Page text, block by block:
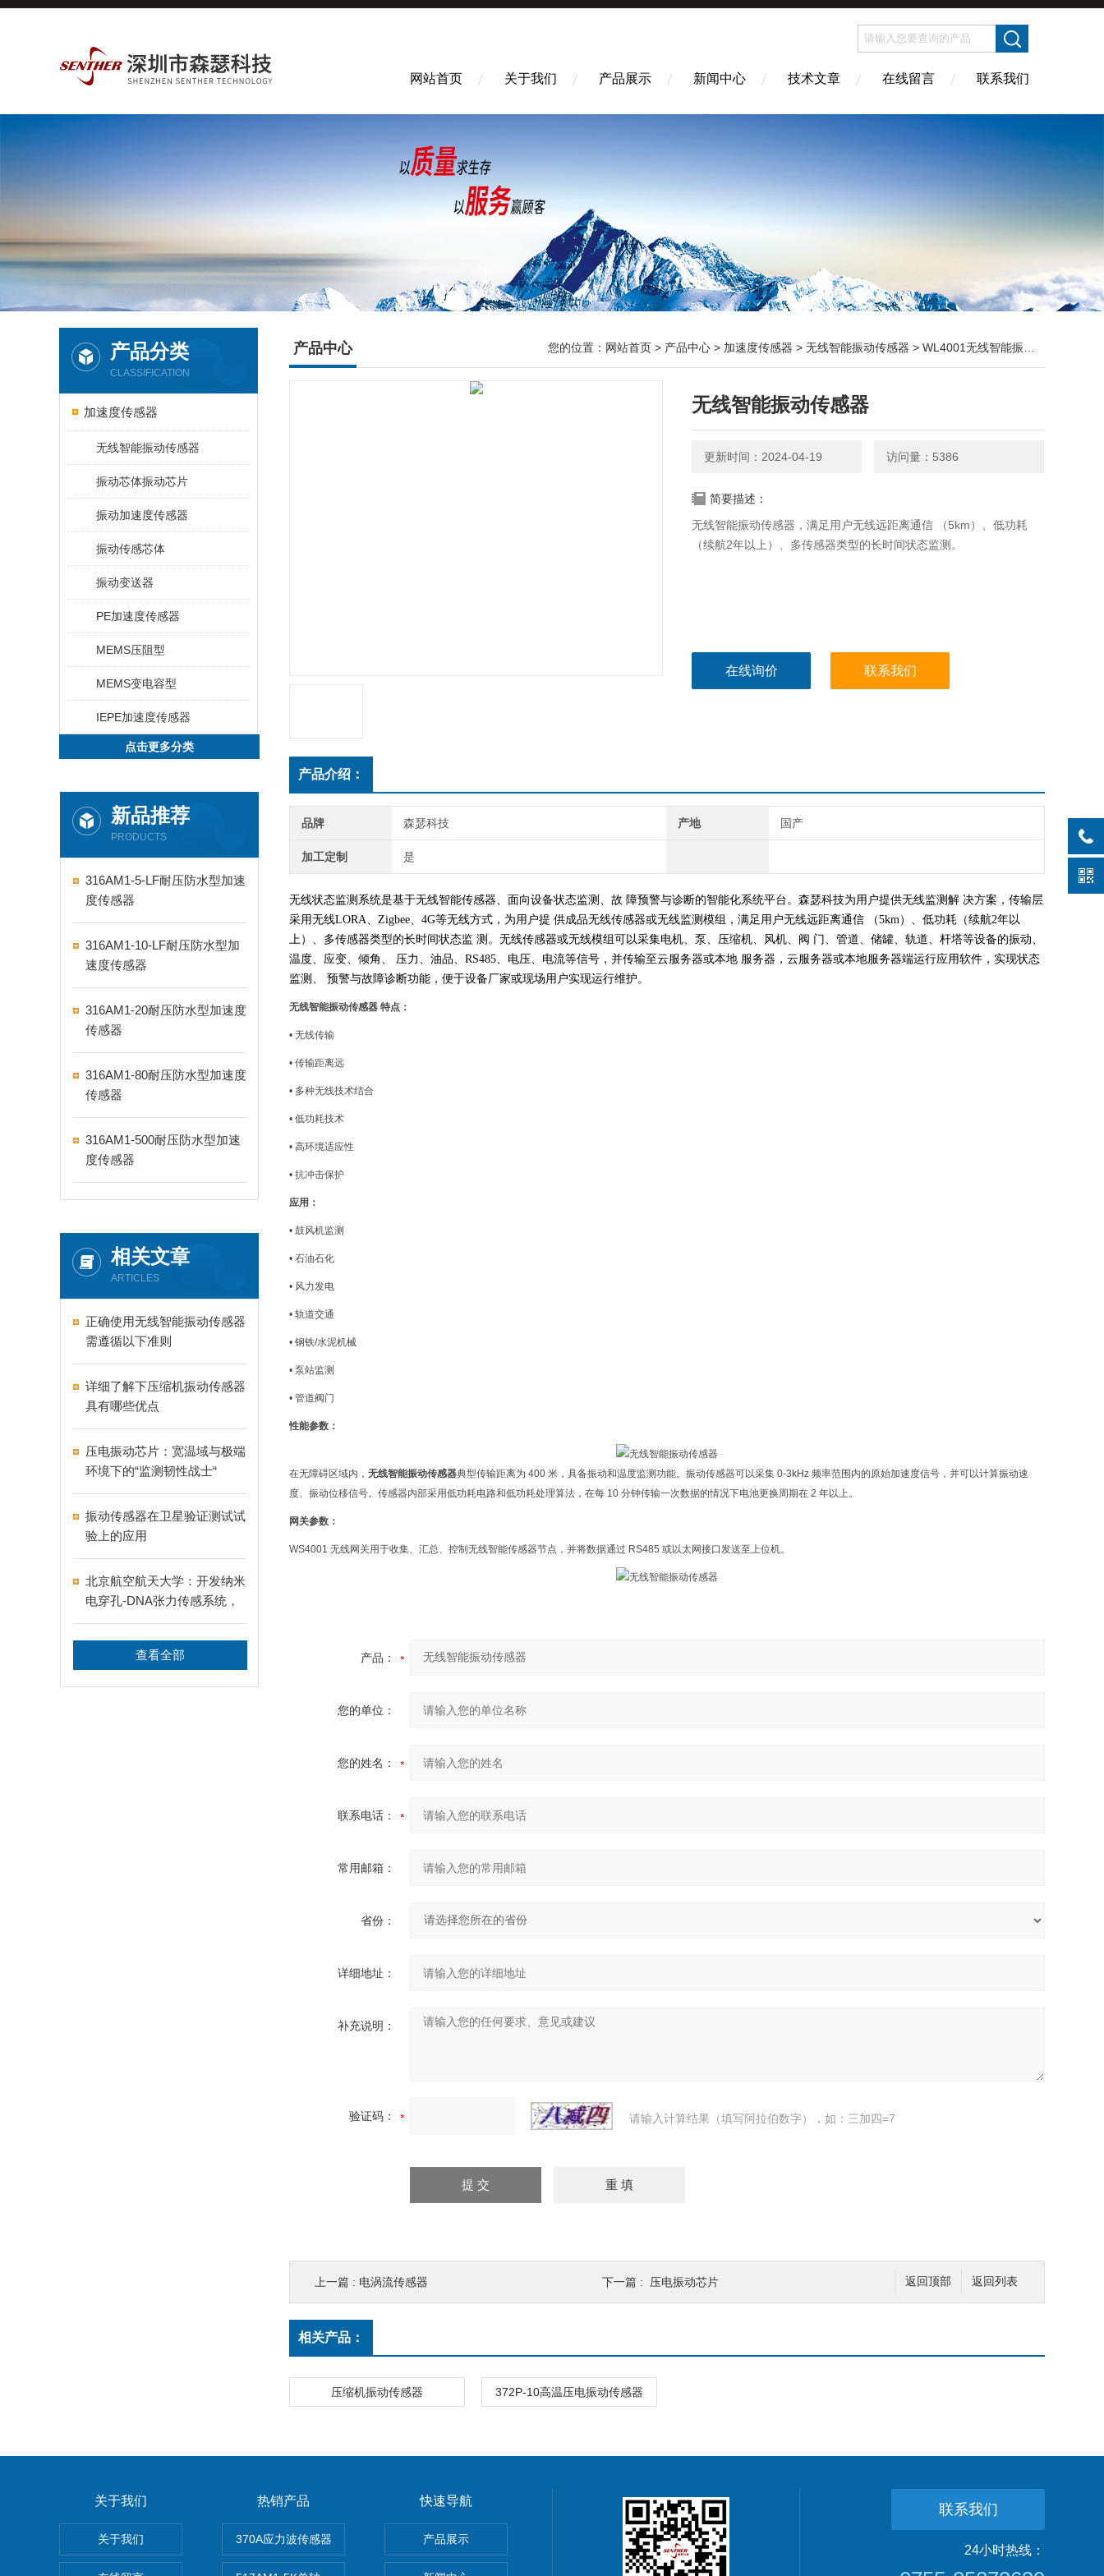
网站首页 关于我们 产品展示 新闻中心 技术文章 在线留言 联系我们
产品分类
CLASSIFICATION
加速度传感器
无线智能振动传感器
振动芯体振动芯片
振动加速度传感器
振动传感芯体
振动变送器
PE加速度传感器
MEMS压阻型
MEMS变电容型
IEPE加速度传感器
点击更多分类
新品推荐
PRODUCTS
316AM1-5-LF耐压防水型加速
度传感器
316AM1-10-LF耐压防水型加
速度传感器
316AM1-20耐压防水型加速度
传感器
316AM1-80耐压防水型加速度
传感器
316AM1-500耐压防水型加速
度传感器
相关文章
ARTICLES
正确使用无线智能振动传感器
需遵循以下准则
详细了解下压缩机振动传感器
具有哪些优点
压电振动芯片：宽温域与极端
环境下的“监测韧性战士“
振动传感器在卫星验证测试试
验上的应用
北京航空航天大学：开发纳米
电穿孔-DNA张力传感系统，
用于评估癌症耐药性
查看全部
产品中心 您的位置： 网站首页 > 产品中心 > 加速度传感器 > 无线智能振动传感器 > WL4001无线智能振动传感器
无线智能振动传感器
更新时间：2024-04-19 访问量：5386
简要描述：
无线智能振动传感器，满足用户无线远距离通信 （5km）、低功耗
（续航2年以上）、多传感器类型的长时间状态监测。
在线询价 联系我们
产品介绍：
品牌 森瑟科技 产地 国产
加工定制 是
无线状态监测系统是基于无线智能传感器、面向设备状态监测、故 障预警与诊断的智能化系统平台。森瑟科技为用户提供无线监测解 决方案，传输层
采用无线LORA、Zigbee、4G等无线方式，为用户提 供成品无线传感器或无线监测模组，满足用户无线远距离通信
（5km）、低功耗（续航2年以
上）、多传感器类型的长时间状态监 测。无线传感器或无线模组可以采集电机、泵、压缩机、风机、阀 门、管道、储罐、轨道、杆塔等设备的振动、
温度、应变、倾角、 压力、油品、RS485、电压、电流等信号，并传输至云服务器或本地 服务器，云服务器或本地服务器端运行应用软件，实现状态
监测、 预警与故障诊断功能，便于设备厂家或现场用户实现运行维护。
无线智能振动传感器 特点：
• 无线传输
• 传输距离远
• 多种无线技术结合
• 低功耗技术
• 高环境适应性
• 抗冲击保护
应用：
• 鼓风机监测
• 石油石化
• 风力发电
• 轨道交通
• 钢铁/水泥机械
• 泵站监测
• 管道阀门
性能参数：
在无障碍区域内， 无线智能振动传感器典型传输距离为 400 米，具备振动和温度监测功能。振动传感器可以采集 0-3kHz 频率范围内的原始加速度信号，并可以计算振动速
度、振动位移信号。传感器内部采用低功耗电路和低功耗处理算法，在每 10 分钟传输一次数据的情况下电池更换周期在 2 年以上。
网关参数：
WS4001 无线网关用于收集、汇总、控制无线智能传感器节点，并将数据通过 RS485 或以太网接口发送至上位机。
产品：
您的单位：
您的姓名：
联系电话：
常用邮箱：
省份：
详细地址：
补充说明：
验证码： 请输入计算结果（填写阿拉伯数字），如：三加四=7
返回列表
返回顶部
上一篇 : 电涡流传感器 下一篇 : 压电振动芯片
相关产品：
压缩机振动传感器 372P-10高温压电振动传感器
关于我们
关于我们
热销产品
370A应力波传感器
快速导航
产品展示
联系我们
24小时热线：